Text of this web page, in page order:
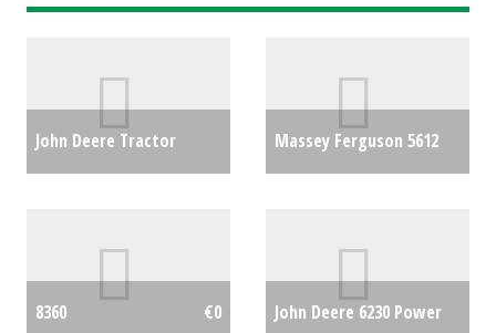
John Deere Tractor
Massey Ferguson 5612
8360 €0
John Deere 6230 Power